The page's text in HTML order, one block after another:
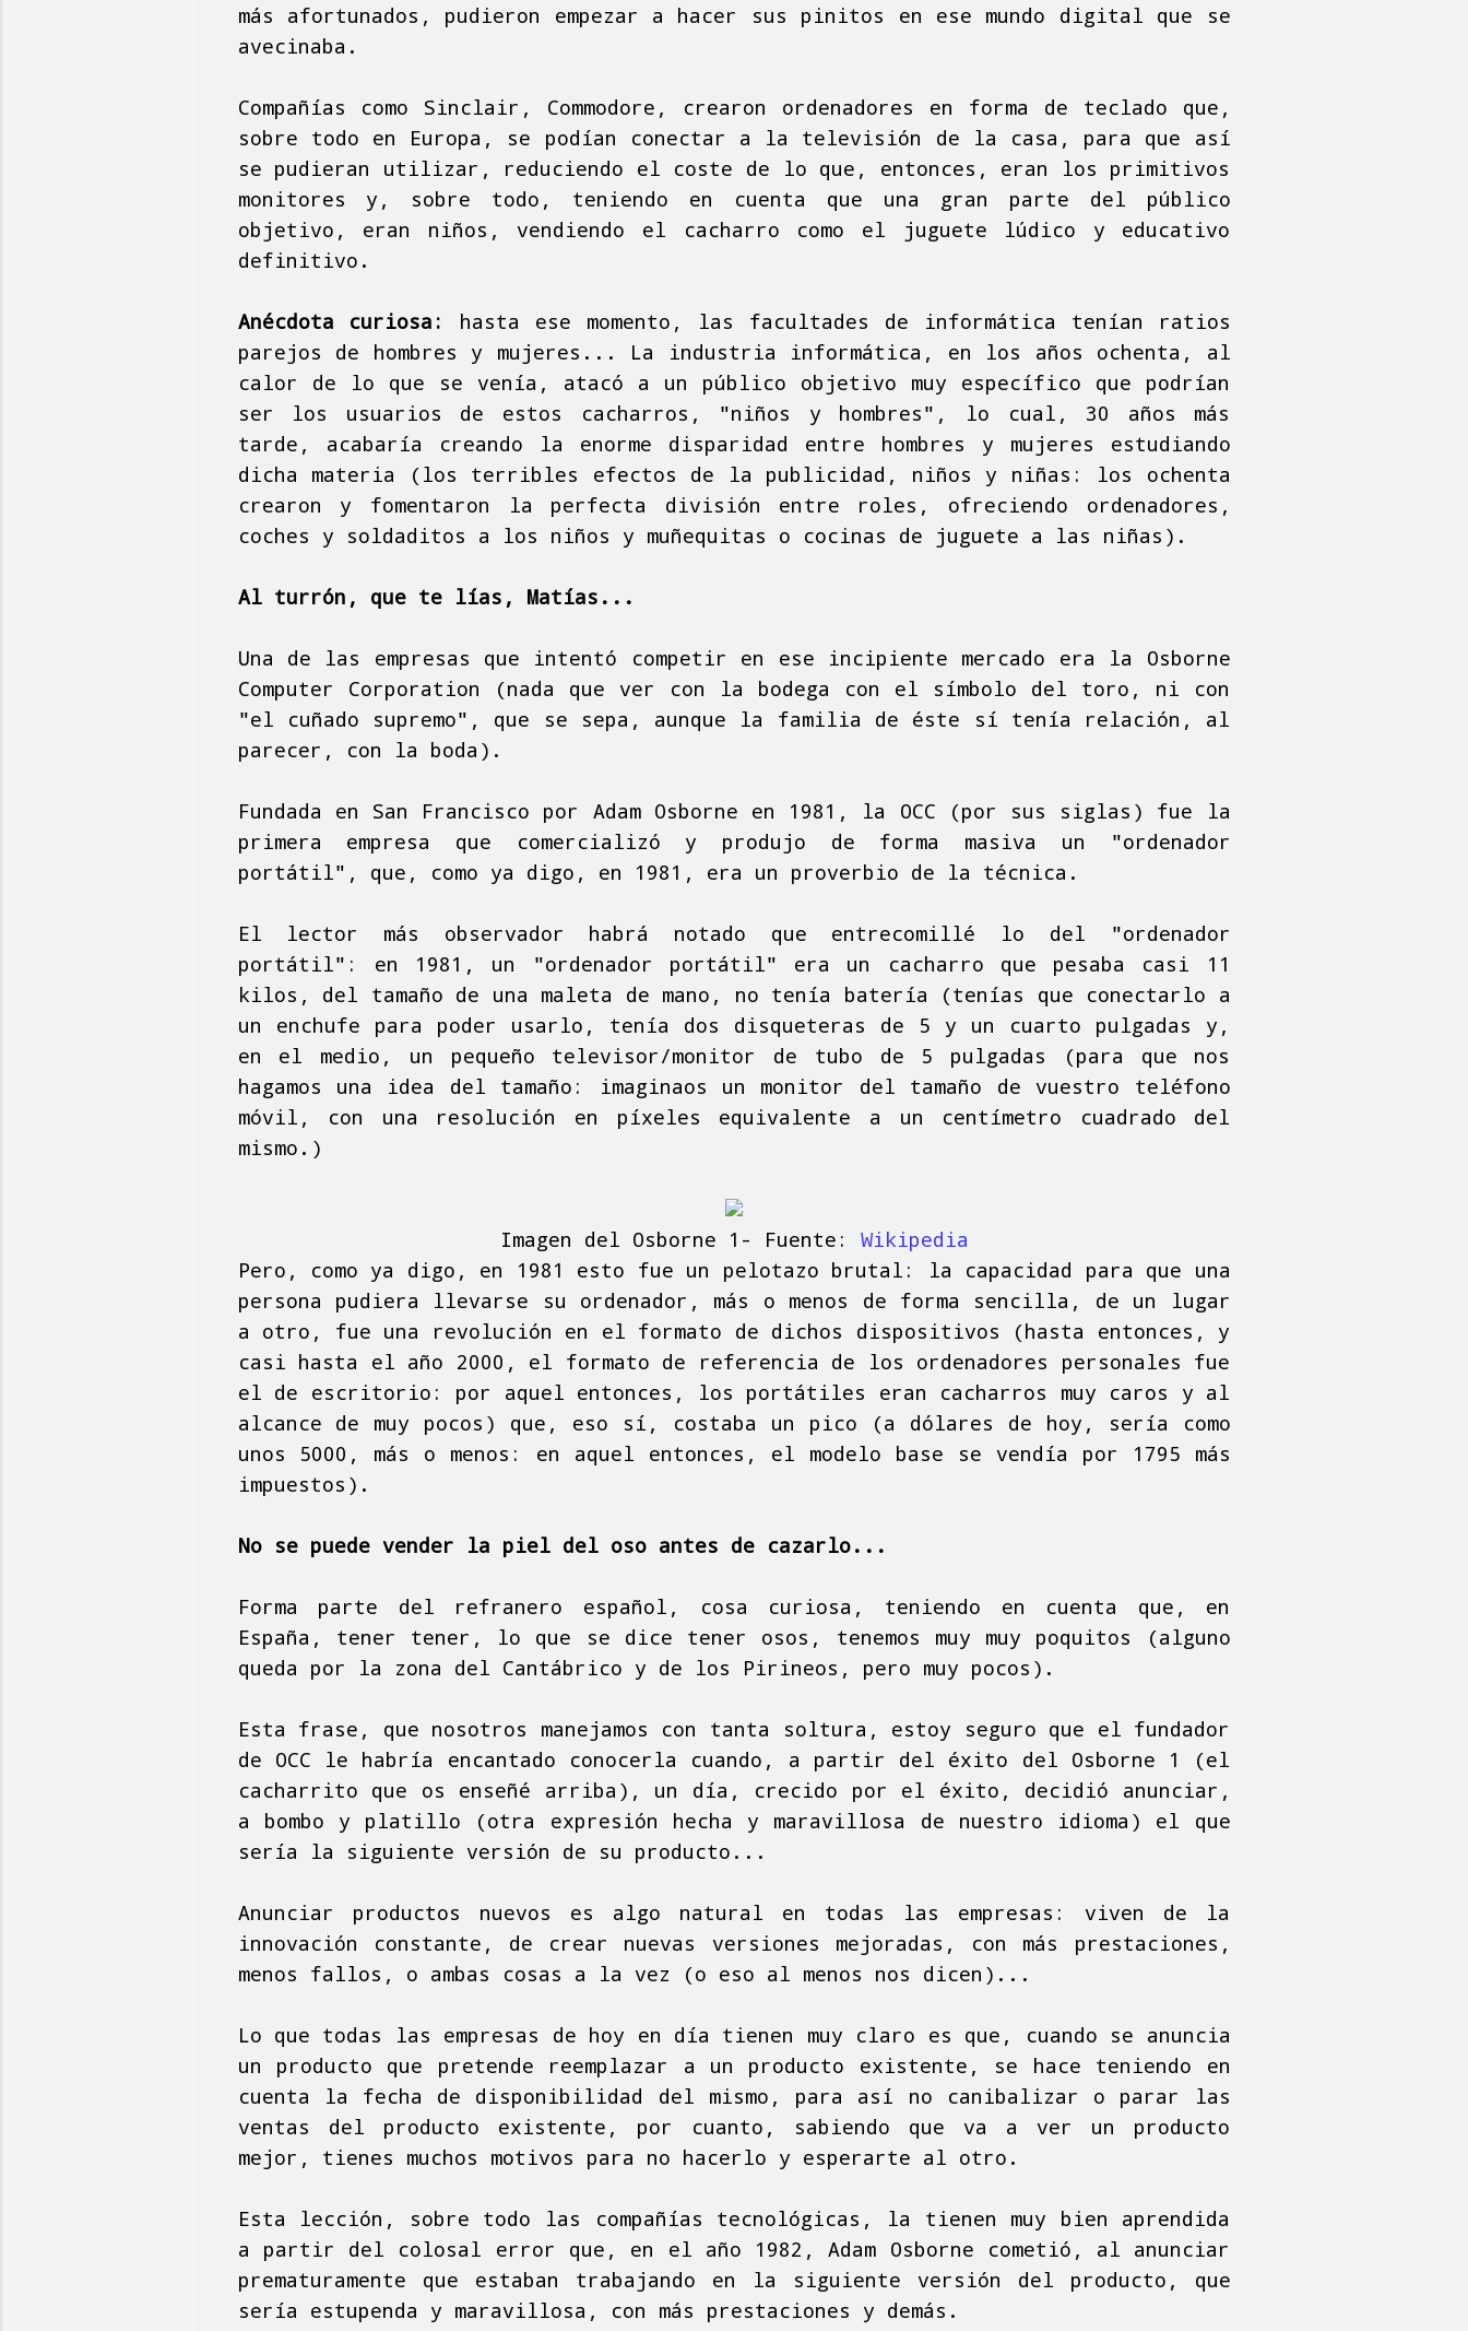
más afortunados, pudieron empezar a hacer sus pinitos en ese mundo digital que se
avecinaba.
Compañías como Sinclair, Commodore, crearon ordenadores en forma de teclado que,
sobre todo en Europa, se podían conectar a la televisión de la casa, para que así
se pudieran utilizar, reduciendo el coste de lo que, entonces, eran los primitivos
monitores y, sobre todo, teniendo en cuenta que una gran parte del público
objetivo, eran niños, vendiendo el cacharro como el juguete lúdico y educativo
definitivo.
Anécdota curiosa:
hasta ese momento, las facultades de informática tenían ratios
parejos de hombres y mujeres... La industria informática, en los años ochenta, al
calor de lo que se venía, atacó a un público objetivo muy específico que podrían
ser los usuarios de estos cacharros, "niños y hombres", lo cual, 30 años más
tarde, acabaría creando la enorme disparidad entre hombres y mujeres estudiando
dicha materia (los terribles efectos de la publicidad, niños y niñas: los ochenta
crearon y fomentaron la perfecta división entre roles, ofreciendo ordenadores,
coches y soldaditos a los niños y muñequitas o cocinas de juguete a las niñas).
Al turrón, que te lías, Matías...
Una de las empresas que intentó competir en ese incipiente mercado era la Osborne
Computer Corporation (nada que ver con la bodega con el símbolo del toro, ni con
"el cuñado supremo", que se sepa, aunque la familia de éste sí tenía relación, al
parecer, con la boda).
Fundada en San Francisco por Adam Osborne en 1981, la OCC (por sus siglas) fue la
primera empresa que comercializó y produjo de forma masiva un "ordenador
portátil", que, como ya digo, en 1981, era un proverbio de la técnica.
El lector más observador habrá notado que entrecomillé lo del "ordenador
portátil": en 1981, un "ordenador portátil" era un cacharro que pesaba casi 11
kilos, del tamaño de una maleta de mano, no tenía batería (tenías que conectarlo a
un enchufe para poder usarlo, tenía dos disqueteras de 5 y un cuarto pulgadas y,
en el medio, un pequeño televisor/monitor de tubo de 5 pulgadas (para que nos
hagamos una idea del tamaño: imaginaos un monitor del tamaño de vuestro teléfono
móvil, con una resolución en píxeles equivalente a un centímetro cuadrado del
mismo.)
Imagen del Osborne 1- Fuente: Wikipedia
Pero, como ya digo, en 1981 esto fue un pelotazo brutal: la capacidad para que una
persona pudiera llevarse su ordenador, más o menos de forma sencilla, de un lugar
a otro, fue una revolución en el formato de dichos dispositivos (hasta entonces, y
casi hasta el año 2000, el formato de referencia de los ordenadores personales fue
el de escritorio: por aquel entonces, los portátiles eran cacharros muy caros y al
alcance de muy pocos) que, eso sí, costaba un pico (a dólares de hoy, sería como
unos 5000, más o menos: en aquel entonces, el modelo base se vendía por 1795 más
impuestos).
No se puede vender la piel del oso antes de cazarlo...
Forma parte del refranero español, cosa curiosa, teniendo en cuenta que, en
España, tener tener, lo que se dice tener osos, tenemos muy muy poquitos (alguno
queda por la zona del Cantábrico y de los Pirineos, pero muy pocos).
Esta frase, que nosotros manejamos con tanta soltura, estoy seguro que el fundador
de OCC le habría encantado conocerla cuando, a partir del éxito del Osborne 1 (el
cacharrito que os enseñé arriba), un día, crecido por el éxito, decidió anunciar,
a bombo y platillo (otra expresión hecha y maravillosa de nuestro idioma) el que
sería la siguiente versión de su producto...
Anunciar productos nuevos es algo natural en todas las empresas: viven de la
innovación constante, de crear nuevas versiones mejoradas, con más prestaciones,
menos fallos, o ambas cosas a la vez (o eso al menos nos dicen)...
Lo que todas las empresas de hoy en día tienen muy claro es que, cuando se anuncia
un producto que pretende reemplazar a un producto existente, se hace teniendo en
cuenta la fecha de disponibilidad del mismo, para así no canibalizar o parar las
ventas del producto existente, por cuanto, sabiendo que va a ver un producto
mejor, tienes muchos motivos para no hacerlo y esperarte al otro.
Esta lección, sobre todo las compañías tecnológicas, la tienen muy bien aprendida
a partir del colosal error que, en el año 1982, Adam Osborne cometió, al anunciar
prematuramente que estaban trabajando en la siguiente versión del producto, que
sería estupenda y maravillosa, con más prestaciones y demás.